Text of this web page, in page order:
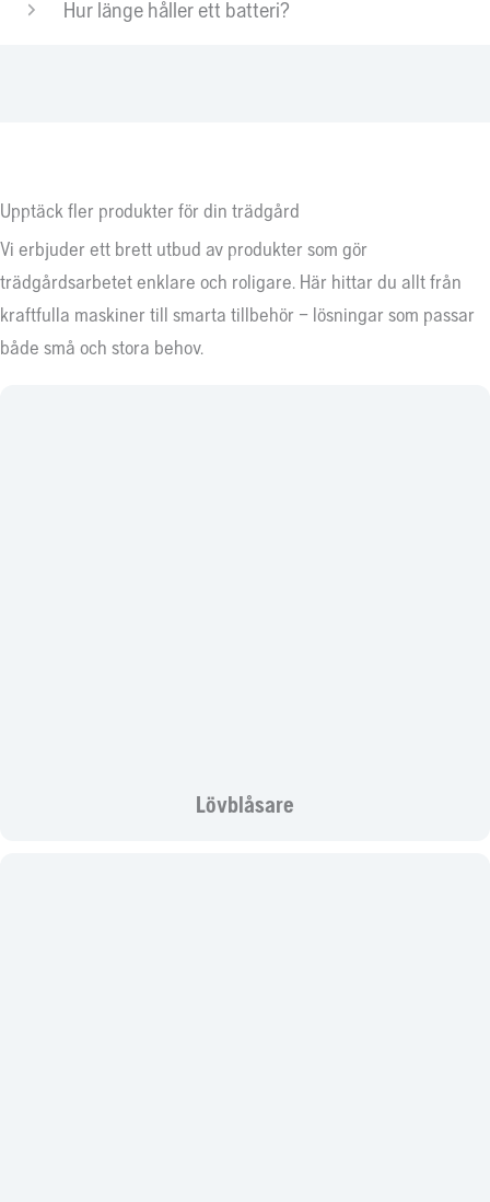
Hur länge håller ett batteri?
Upptäck fler produkter för din trädgård
Vi erbjuder ett brett utbud av produkter som gör
trädgårdsarbetet enklare och roligare. Här hittar du allt från
kraftfulla maskiner till smarta tillbehör – lösningar som passar
både små och stora behov.
Lövblåsare